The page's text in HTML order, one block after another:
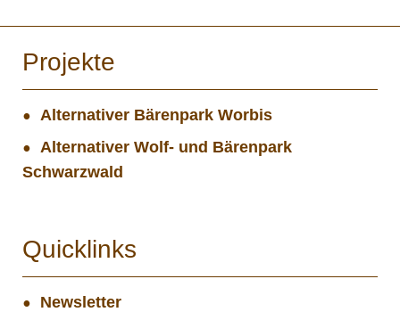
Projekte
Alternativer Bärenpark Worbis
Alternativer Wolf- und Bärenpark
Schwarzwald
Quicklinks
Newsletter